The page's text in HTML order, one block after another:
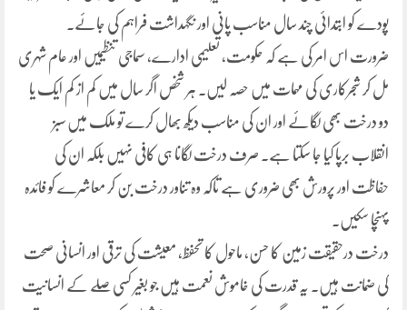
پودے کو ابتدائی چند سال مناسب پانی اور نگہداشت فراہم کی جائے۔
ضرورت اس امر کی ہے کہ حکومت، تعلیمی ادارے، سماجی تنظیمیں اور عام شہری
مل کر شجرکاری کی مہمات میں حصہ لیں۔ ہر شخص اگر سال میں کم از کم ایک یا
دو درخت بھی لگائے اور ان کی مناسب دیکھ بھال کرے تو ملک میں سبز
انقلاب برپا کیا جا سکتا ہے۔ صرف درخت لگانا ہی کافی نہیں بلکہ ان کی
حفاظت اور پرورش بھی ضروری ہے تاکہ وہ تناور درخت بن کر معاشرے کو فائدہ
پہنچا سکیں۔
درخت درحقیقت زمین کا حسن، ماحول کا تحفظ، معیشت کی ترقی اور انسانی صحت
کی ضمانت ہیں۔ یہ قدرت کی خاموش نعمت ہیں جو بغیر کسی صلے کے انسانیت